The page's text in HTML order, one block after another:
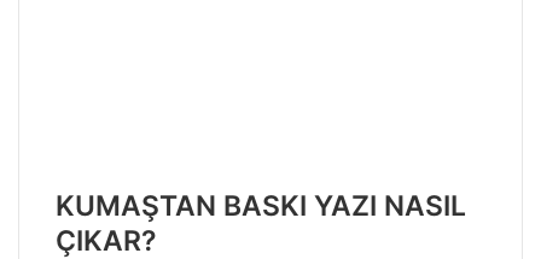
KUMAŞTAN BASKI YAZI NASIL
ÇIKAR?